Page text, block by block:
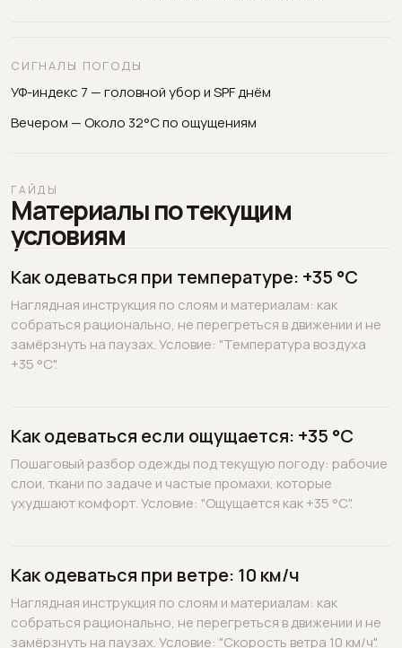
СИГНАЛЫ ПОГОДЫ
УФ-индекс 7 — головной убор и SPF днём
Вечером — Около 32°C по ощущениям
ГАЙДЫ
Материалы по текущим
условиям
Как одеваться при температуре: +35 °C
Наглядная инструкция по слоям и материалам: как
собраться рационально, не перегреться в движении и не
замёрзнуть на паузах. Условие: "Температура воздуха
+35 °C".
Как одеваться если ощущается: +35 °C
Пошаговый разбор одежды под текущую погоду: рабочие
слои, ткани по задаче и частые промахи, которые
ухудшают комфорт. Условие: "Ощущается как +35 °C".
Как одеваться при ветре: 10 км/ч
Наглядная инструкция по слоям и материалам: как
собраться рационально, не перегреться в движении и не
замёрзнуть на паузах. Условие: "Скорость ветра 10 км/ч".